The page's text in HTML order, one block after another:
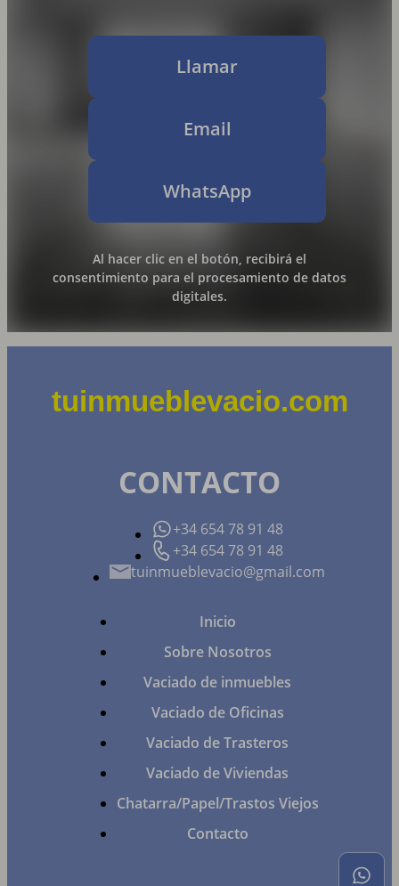
Llamar
Email
WhatsApp
Al hacer clic en el botón, recibirá el
consentimiento para el procesamiento de datos
digitales.
tuinmueblevacio.com
CONTACTO
+34 654 78 91 48
+34 654 78 91 48
tuinmueblevacio@gmail.com
Inicio
Sobre Nosotros
Vaciado de inmuebles
Vaciado de Oficinas
Vaciado de Trasteros
Vaciado de Viviendas
Chatarra/Papel/Trastos Viejos
Contacto